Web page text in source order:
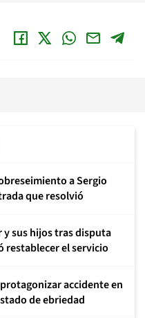
a Sergio
que resolvió
sus hijos tras disputa
restablecer el servicio
accidente en
de ebriedad